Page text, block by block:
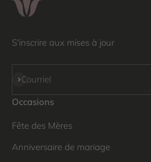
S'inscrire aux mises à jour
Courriel
S'inscrire
Occasions
Fête des Mères
Anniversaire de mariage